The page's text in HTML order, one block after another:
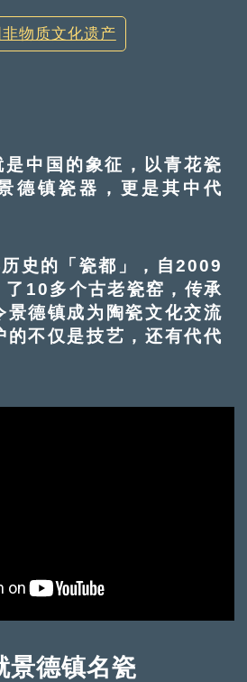
物质文化遗产
中国的象征，以青花瓷
德镇瓷器，更是其中代
史的「瓷都」，自2009
了10多个古老瓷窑，传承
景德镇成为陶瓷文化交流
的不仅是技艺，还有代代
景德镇名瓷